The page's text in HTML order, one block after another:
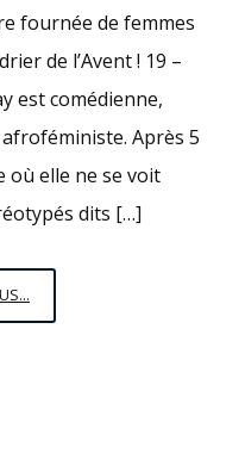
fournée de femmes
de l’Avent ! 19 –
est comédienne,
Après 5
où elle ne se voit
dits […]
CALENDRIER